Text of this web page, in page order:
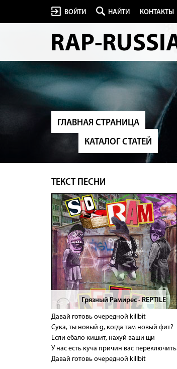
ВОЙТИ НАЙТИ КОНТАКТЫ
ГЛАВНАЯ СТРАНИЦА
КАТАЛОГ СТАТЕЙ
ТЕКСТ ПЕСНИ
> Грязный Рамирес - REPTILE
Давай готовь очередной killbit
Сука, ты новый g, когда там новый фит?
Если ебало кишит, нахуй ваши щи
У нас есть куча причин вас переключить
Давай готовь очередной killbit